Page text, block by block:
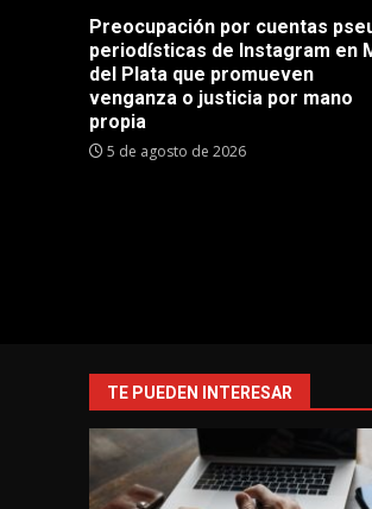
Preocupación por cuentas
periodísticas de Instagram en
del Plata que promueven
venganza o justicia por mano
propia
5 de agosto de 2026
TE PUEDEN INTERESAR